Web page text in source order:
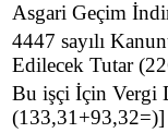
Asgari Geçim
4447 sayılı
Edilecek Tutar
Bu işçi İçin Vergi
(133,31+93,32=)]